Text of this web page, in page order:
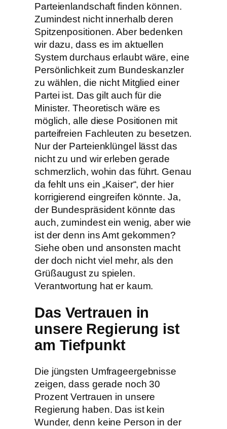
Parteienlandschaft finden können.
Zumindest nicht innerhalb deren
Spitzenpositionen. Aber bedenken
wir dazu, dass es im aktuellen
System durchaus erlaubt wäre, eine
Persönlichkeit zum Bundeskanzler
zu wählen, die nicht Mitglied einer
Partei ist. Das gilt auch für die
Minister. Theoretisch wäre es
möglich, alle diese Positionen mit
parteifreien Fachleuten zu besetzen.
Nur der Parteienklüngel lässt das
nicht zu und wir erleben gerade
schmerzlich, wohin das führt. Genau
da fehlt uns ein „Kaiser“, der hier
korrigierend eingreifen könnte. Ja,
der Bundespräsident könnte das
auch, zumindest ein wenig, aber wie
ist der denn ins Amt gekommen?
Siehe oben und ansonsten macht
der doch nicht viel mehr, als den
Grüßaugust zu spielen.
Verantwortung hat er kaum.
Das Vertrauen in
unsere Regierung ist
am Tiefpunkt
Die jüngsten Umfrageergebnisse
zeigen, dass gerade noch 30
Prozent Vertrauen in unsere
Regierung haben. Das ist kein
Wunder, denn keine Person in der